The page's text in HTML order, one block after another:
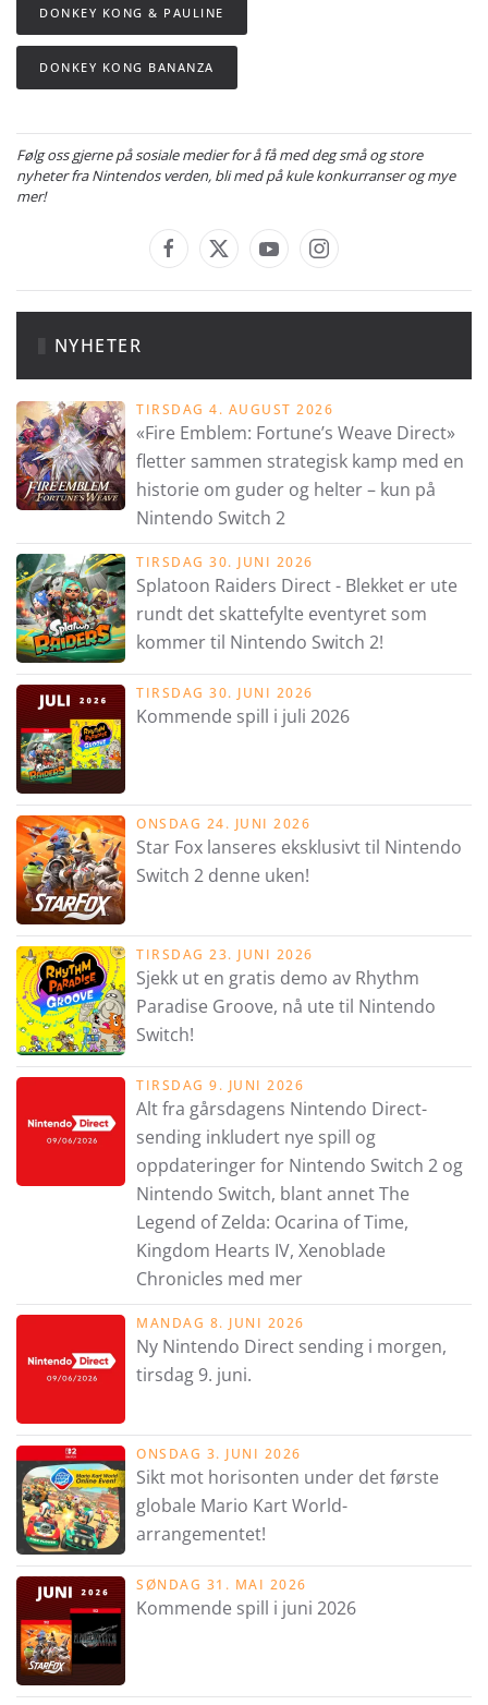
DONKEY KONG & PAULINE
DONKEY KONG BANANZA
Følg oss gjerne på sosiale medier for å få med deg små og store
nyheter fra Nintendos verden, bli med på kule konkurranser og mye
mer!
NYHETER
TIRSDAG 4. AUGUST 2026
«Fire Emblem: Fortune’s Weave Direct»
fletter sammen strategisk kamp med en
historie om guder og helter – kun på
Nintendo Switch 2
TIRSDAG 30. JUNI 2026
Splatoon Raiders Direct - Blekket er ute
rundt det skattefylte eventyret som
kommer til Nintendo Switch 2!
TIRSDAG 30. JUNI 2026
Kommende spill i juli 2026
ONSDAG 24. JUNI 2026
Star Fox lanseres eksklusivt til Nintendo
Switch 2 denne uken!
TIRSDAG 23. JUNI 2026
Sjekk ut en gratis demo av Rhythm
Paradise Groove, nå ute til Nintendo
Switch!
TIRSDAG 9. JUNI 2026
Alt fra gårsdagens Nintendo Direct-
sending inkludert nye spill og
oppdateringer for Nintendo Switch 2 og
Nintendo Switch, blant annet The
Legend of Zelda: Ocarina of Time,
Kingdom Hearts IV, Xenoblade
Chronicles med mer
MANDAG 8. JUNI 2026
Ny Nintendo Direct sending i morgen,
tirsdag 9. juni.
ONSDAG 3. JUNI 2026
Sikt mot horisonten under det første
globale Mario Kart World-
arrangementet!
SØNDAG 31. MAI 2026
Kommende spill i juni 2026